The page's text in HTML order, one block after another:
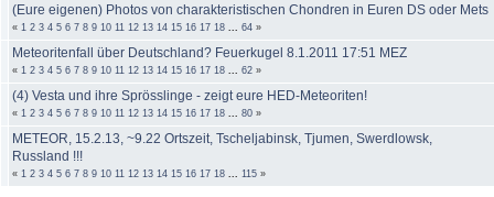
(Eure eigenen) Photos von charakteristischen Chondren in Euren DS oder Mets
« 1 2 3 4 5 6 7 8 9 10 11 12 13 14 15 16 17 18 64 »
Meteoritenfall über Deutschland? Feuerkugel 8.1.2011 17:51 MEZ
« 1 2 3 4 5 6 7 8 9 10 11 12 13 14 15 16 17 18 62 »
(4) Vesta und ihre Sprösslinge - zeigt eure HED-Meteoriten!
« 1 2 3 4 5 6 7 8 9 10 11 12 13 14 15 16 17 18 80 »
METEOR, 15.2.13, ~9.22 Ortszeit, Tscheljabinsk, Tjumen, Swerdlowsk,
Russland !!!
« 1 2 3 4 5 6 7 8 9 10 11 12 13 14 15 16 17 18 115 »